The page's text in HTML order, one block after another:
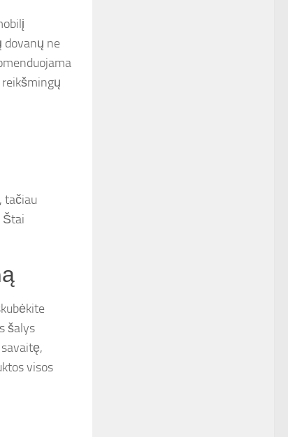
dovanų ne
tačiau
Štai
šalys
visos